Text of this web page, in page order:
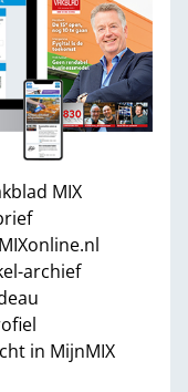
MIX
archief
in MijnMIX